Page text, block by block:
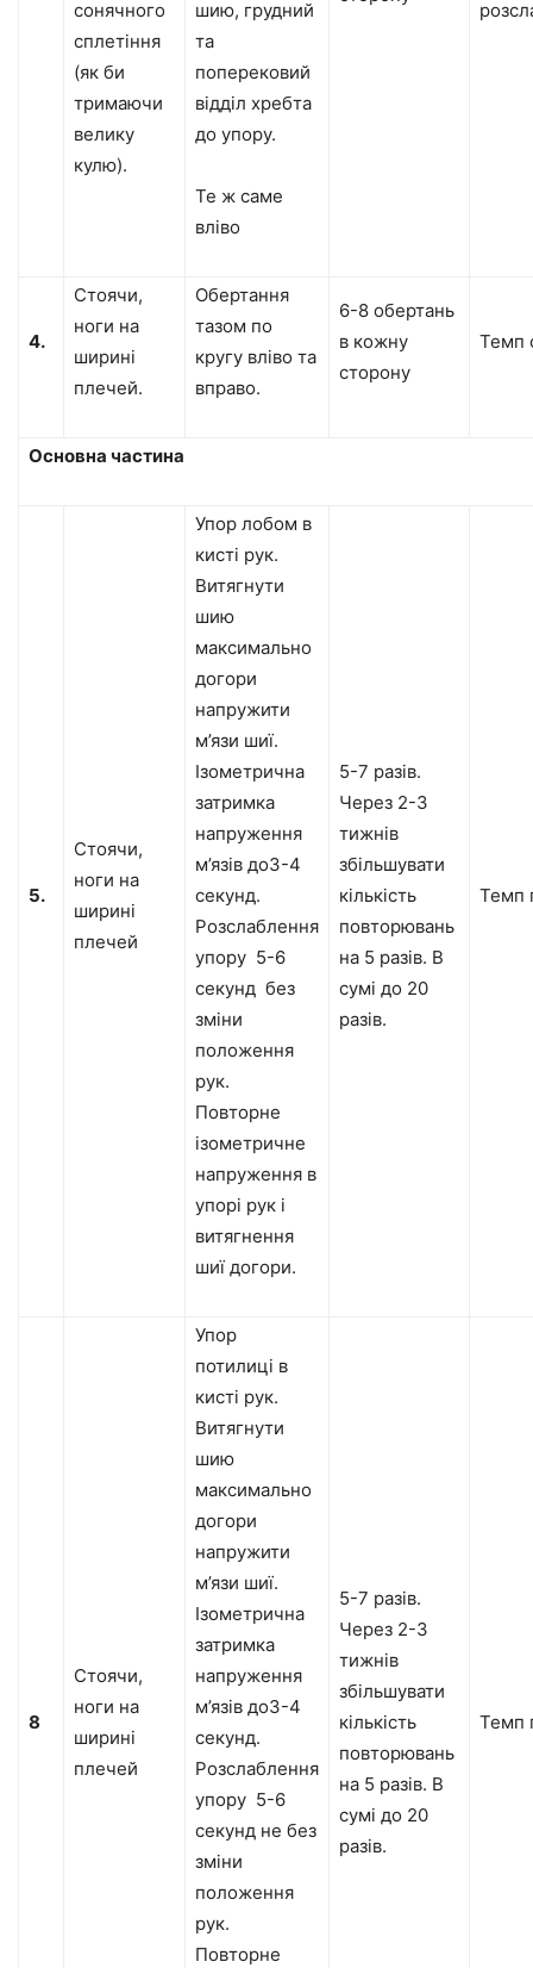
сонячного
сплетіння
(як би
тримаючи
велику
кулю).
шию, грудний
та
поперековий
відділ хребта
до упору.
Те ж саме
вліво
4.
Стоячи,
ноги на
ширині
плечей.
Обертання
тазом по
кругу вліво та
вправо.
6-8 обертань
в кожну
сторону
Темп
Основна частина
5.
Стоячи,
ноги на
ширині
плечей
Упор лобом в
кисті рук.
Витягнути
шию
максимально
догори
напружити
м’язи шиї.
Ізометрична
затримка
напруження
м’язів до3-4
секунд.
Розслаблення
упору 5-6
секунд без
зміни
положення
рук.
Повторне
ізометричне
напруження в
упорі рук і
витягнення
шиї догори.
5-7 разів.
Через 2-3
тижнів
збільшувати
кількість
повторювань
на 5 разів. В
сумі до 20
разів.
Темп
8
Стоячи,
ноги на
ширині
плечей
Упор
потилиці в
кисті рук.
Витягнути
шию
максимально
догори
напружити
м’язи шиї.
Ізометрична
затримка
напруження
м’язів до3-4
секунд.
Розслаблення
упору 5-6
секунд не без
зміни
положення
рук.
Повторне
5-7 разів.
Через 2-3
тижнів
збільшувати
кількість
повторювань
на 5 разів. В
сумі до 20
разів.
Темп